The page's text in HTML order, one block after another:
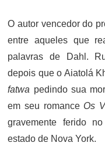
O autor vencedor do
entre aqueles que
palavras de Dahl.
depois que o Aiatolá
fatwa pedindo sua
em seu romance Os
gravemente ferido
estado de Nova York.